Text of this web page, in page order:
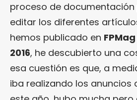
proceso de
editar los diferentes
hemos publicado en FPMag
2016, he descubierto una
esa cuestión es que, a
iba realizando los anuncios